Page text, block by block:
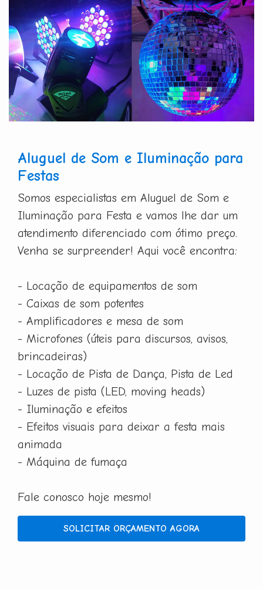
Aluguel de Som e Iluminação para
Festas
Somos especialistas em Aluguel de Som e
Iluminação para Festa e vamos lhe dar um
atendimento diferenciado com ótimo preço.
Venha se surpreender! Aqui você encontra:
- Locação de equipamentos de som
- Caixas de som potentes
- Amplificadores e mesa de som
- Microfones (úteis para discursos, avisos,
brincadeiras)
- Locação de Pista de Dança, Pista de Led
- Luzes de pista (LED, moving heads)
- Iluminação e efeitos
- Efeitos visuais para deixar a festa mais
animada
- Máquina de fumaça
Fale conosco hoje mesmo!
SOLICITAR ORÇAMENTO AGORA